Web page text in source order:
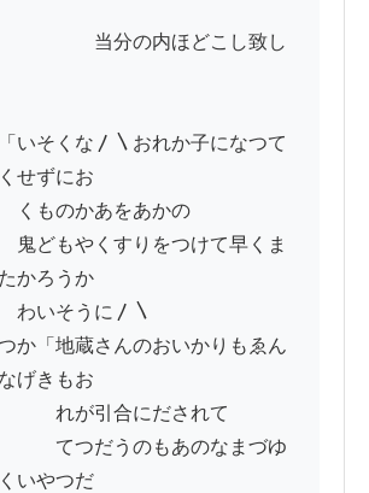
内ほどこし致し
そくな〳〵おれか子になつて
せずにお
あをあかの
くすりをつけて早くま
かろうか
うに〳〵
「地蔵さんのおいかりもゑん
げきもお
合にだされて
のもあのなまづゆ
いやつだ